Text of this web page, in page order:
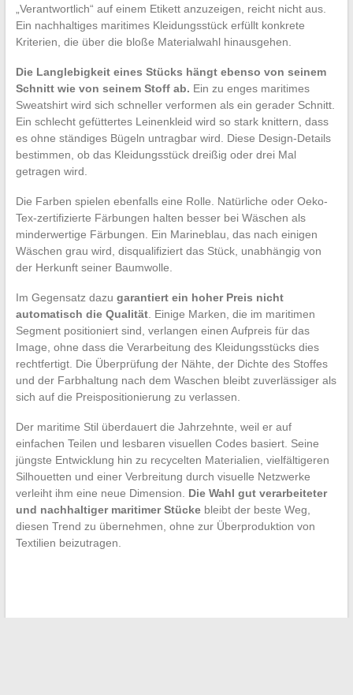
„Verantwortlich“ auf einem Etikett anzuzeigen, reicht nicht aus.
Ein nachhaltiges maritimes Kleidungsstück erfüllt konkrete
Kriterien, die über die bloße Materialwahl hinausgehen.
Die Langlebigkeit eines Stücks hängt ebenso von seinem
Schnitt wie von seinem Stoff ab. Ein zu enges maritimes
Sweatshirt wird sich schneller verformen als ein gerader Schnitt.
Ein schlecht gefüttertes Leinenkleid wird so stark knittern, dass
es ohne ständiges Bügeln untragbar wird. Diese Design-Details
bestimmen, ob das Kleidungsstück dreißig oder drei Mal
getragen wird.
Die Farben spielen ebenfalls eine Rolle. Natürliche oder Oeko-
Tex-zertifizierte Färbungen halten besser bei Wäschen als
minderwertige Färbungen. Ein Marineblau, das nach einigen
Wäschen grau wird, disqualifiziert das Stück, unabhängig von
der Herkunft seiner Baumwolle.
Im Gegensatz dazu garantiert ein hoher Preis nicht
automatisch die Qualität. Einige Marken, die im maritimen
Segment positioniert sind, verlangen einen Aufpreis für das
Image, ohne dass die Verarbeitung des Kleidungsstücks dies
rechtfertigt. Die Überprüfung der Nähte, der Dichte des Stoffes
und der Farbhaltung nach dem Waschen bleibt zuverlässiger als
sich auf die Preispositionierung zu verlassen.
Der maritime Stil überdauert die Jahrzehnte, weil er auf
einfachen Teilen und lesbaren visuellen Codes basiert. Seine
jüngste Entwicklung hin zu recycelten Materialien, vielfältigeren
Silhouetten und einer Verbreitung durch visuelle Netzwerke
verleiht ihm eine neue Dimension. Die Wahl gut verarbeiteter
und nachhaltiger maritimer Stückebleibt der beste Weg,
diesen Trend zu übernehmen, ohne zur Überproduktion von
Textilien beizutragen.